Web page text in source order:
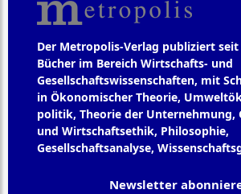
Der Metropolis-Verlag publiziert seit
Bücher im Bereich Wirtschafts- und
Gesellschaftswissenschaften, mit
in Ökonomischer Theorie,
politik, Theorie der Unternehmung,
und Wirtschaftsethik, Philosophie,
Gesellschaftsanalyse,
Newsletter